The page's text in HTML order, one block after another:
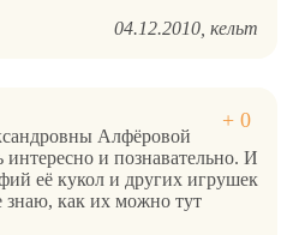
04.12.2010 кельт
Алфёровой
и познавательно. И
её кукол и других игрушек
знаю, как их можно тут